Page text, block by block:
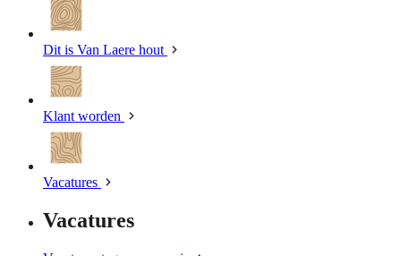
Dit is Van Laere hout
Klant worden
Vacatures
Vacatures